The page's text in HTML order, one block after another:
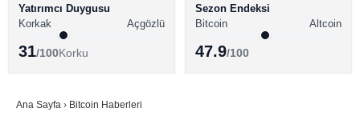
BİTCOİN HABERLERİ
ALTCOİN HABERLERİ
SÖZLÜK
Yatırımcı Duygusu
Korkak
Açgözlü
31/100Korku
Sezon Endeksi
Bitcoin
Altcoin
47.9/100
Ana Sayfa › Bitcoin Haberleri